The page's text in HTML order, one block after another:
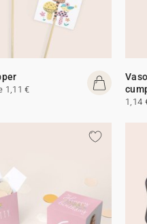
1,11 €
1,14